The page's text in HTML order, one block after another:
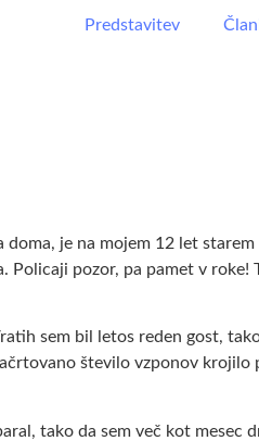
Predstavitev
je na mojem 12 let
pozor, pa pamet v roke!
sem bil letos reden gost,
število vzponov krojilo
tako da sem več kot mesec